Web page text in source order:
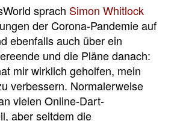
sprach Simon Whitlock
der Corona-Pandemie auf
ebenfalls auch über ein
und die Pläne danach:
mir wirklich geholfen, mein
verbessern. Normalerweise
vielen Online-Dart-
aber seitdem die